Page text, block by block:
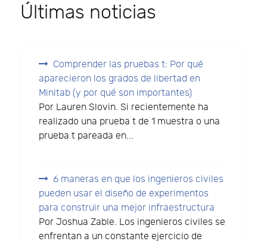
Últimas noticias
Comprender las pruebas t: Por qué
aparecieron los grados de libertad en
Minitab (y por qué son importantes)
Por Lauren Slovin. Si recientemente ha
realizado una prueba t de 1 muestra o una
prueba t pareada en...
6 maneras en que los ingenieros civiles
pueden usar el diseño de experimentos
para construir una mejor infraestructura
Por Joshua Zable. Los ingenieros civiles se
enfrentan a un constante ejercicio de